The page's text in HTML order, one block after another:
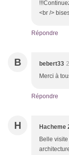
<br />
Répondre
B bebert33
Merci à
Répondre
H Hacheme
Belle